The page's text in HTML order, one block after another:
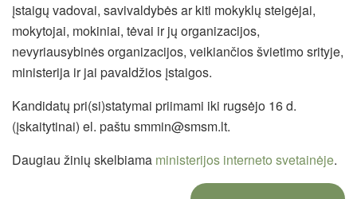
įstaigų vadovai, savivaldybės ar kiti mokyklų steigėjai,
mokytojai, mokiniai, tėvai ir jų organizacijos,
nevyriausybinės organizacijos, veikiančios švietimo srityje,
ministerija ir jai pavaldžios įstaigos.
Kandidatų pri(si)statymai priimami iki rugsėjo 16 d.
(įskaitytinai) el. paštu smmin@smsm.lt.
Daugiau žinių skelbiama ministerijos interneto svetainėje.